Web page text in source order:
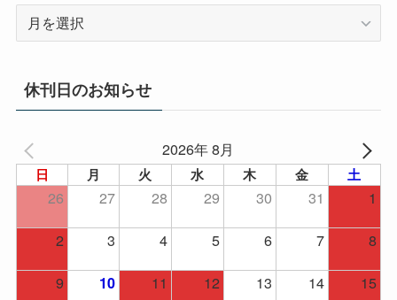
イ
ブ
休刊日のお知らせ
2026年 8月
日 月 火 水 木 金 土
26 27 28 29 30 31
1
2
3 4 5 6 7
8
9
10 11 12 13 14
15